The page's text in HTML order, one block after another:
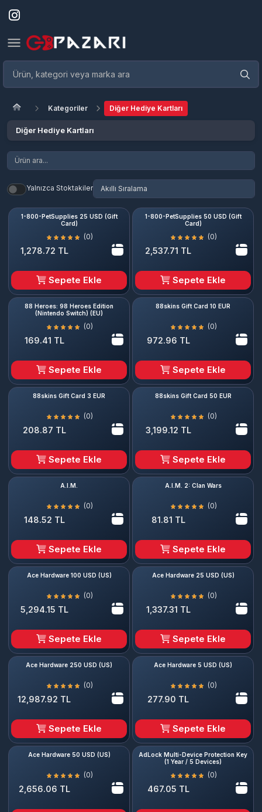
Kategoriler Diğer Hediye Kartları
Diğer Hediye Kartları
Yalnızca Stoktakiler
1-800-PetSupplies 25 USD (Gift
Card)
(0)
1,278.72 TL
Sepete Ekle
1-800-PetSupplies 50 USD (Gift
Card)
(0)
2,537.71 TL
Sepete Ekle
88 Heroes: 98 Heroes Edition
(Nintendo Switch) (EU)
(0)
169.41 TL
Sepete Ekle
88skins Gift Card 10 EUR
(0)
972.96 TL
Sepete Ekle
88skins Gift Card 3 EUR
(0)
208.87 TL
Sepete Ekle
88skins Gift Card 50 EUR
(0)
3,199.12 TL
Sepete Ekle
A.I.M.
(0)
148.52 TL
Sepete Ekle
A.I.M. 2: Clan Wars
(0)
81.81 TL
Sepete Ekle
Ace Hardware 100 USD (US)
(0)
5,294.15 TL
Sepete Ekle
Ace Hardware 25 USD (US)
(0)
1,337.31 TL
Sepete Ekle
Ace Hardware 250 USD (US)
(0)
12,987.92 TL
Sepete Ekle
Ace Hardware 5 USD (US)
(0)
277.90 TL
Sepete Ekle
Ace Hardware 50 USD (US)
(0)
2,656.06 TL
AdLock Multi-Device Protection Key
(1 Year / 5 Devices)
(0)
467.05 TL